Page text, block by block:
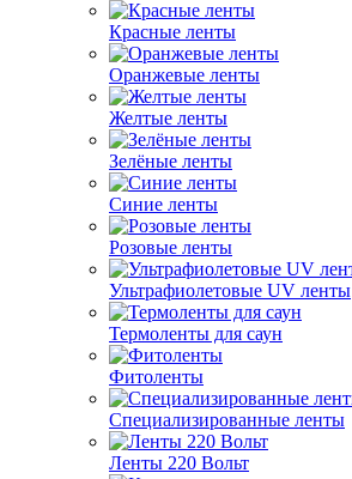
Красные ленты
Оранжевые ленты
Желтые ленты
Зелёные ленты
Синие ленты
Розовые ленты
Ультрафиолетовые UV ленты
Термоленты для саун
Фитоленты
Специализированные ленты
Ленты 220 Вольт